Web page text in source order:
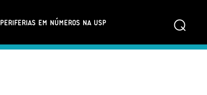
PERIFERIAS EM NÚMEROS NA USP ⌕